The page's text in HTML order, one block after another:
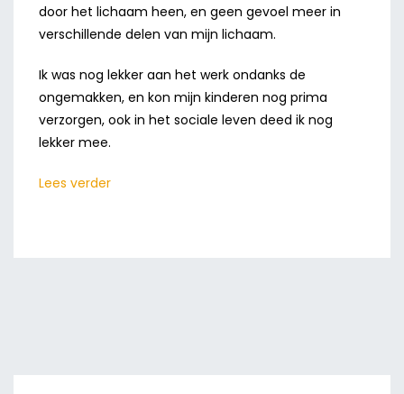
door het lichaam heen, en geen gevoel meer in
verschillende delen van mijn lichaam.
Ik was nog lekker aan het werk ondanks de
ongemakken, en kon mijn kinderen nog prima
verzorgen, ook in het sociale leven deed ik nog
lekker mee.
Lees verder